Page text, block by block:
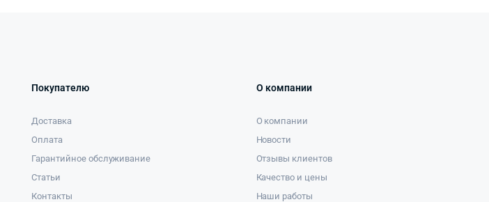
Покупателю
Доставка
Оплата
Гарантийное обслуживание
Статьи
Контакты
О компании
О компании
Новости
Отзывы клиентов
Качество и цены
Наши работы